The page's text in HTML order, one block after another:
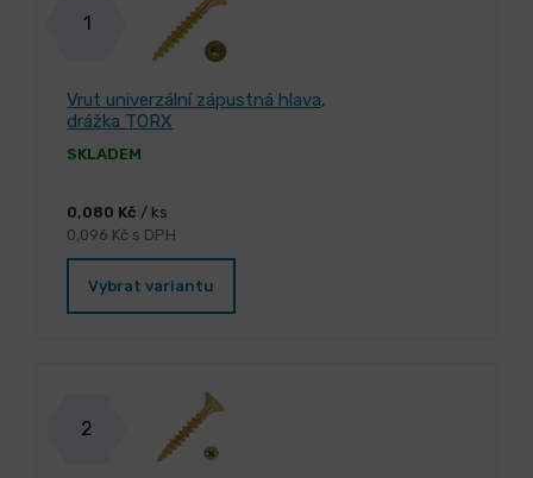
1
Vrut univerzální zápustná hlava,
drážka TORX
SKLADEM
0,080 Kč / ks
0,096 Kč s DPH
Vybrat variantu
2